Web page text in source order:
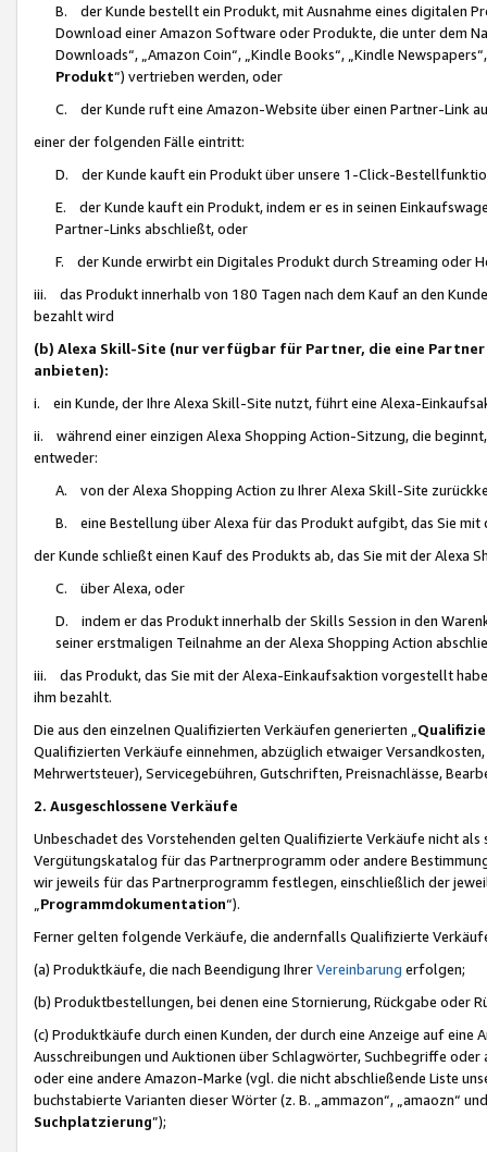
B. der Kunde bestellt ein Produkt, mit Ausnahme eines digitalen
Download einer Amazon Software oder Produkte, die unter dem
Downloads“, „Amazon Coin“, „Kindle Books“, „Kindle
Produkt“) vertrieben werden, oder
C. der Kunde ruft eine Amazon-Website über einen Partner-Link
einer der folgenden Fälle eintritt:
D. der Kunde kauft ein Produkt über unsere 1-Click-
E. der Kunde kauft ein Produkt, indem er es in seinen
Partner-Links abschließt, oder
F. der Kunde erwirbt ein Digitales Produkt durch Streaming oder
iii. das Produkt innerhalb von 180 Tagen nach dem Kauf an den
bezahlt wird
(b) Alexa Skill-Site (nur verfügbar für Partner, die eine
anbieten):
i. ein Kunde, der Ihre Alexa Skill-Site nutzt, führt eine Alexa-
ii. während einer einzigen Alexa Shopping Action-Sitzung, die
entweder:
A. von der Alexa Shopping Action zu Ihrer Alexa Skill-Site
B. eine Bestellung über Alexa für das Produkt aufgibt, das Sie mit
der Kunde schließt einen Kauf des Produkts ab, das Sie mit der Alexa
C. über Alexa, oder
D. indem er das Produkt innerhalb der Skills Session in den
seiner erstmaligen Teilnahme an der Alexa Shopping Action
iii. das Produkt, das Sie mit der Alexa-Einkaufsaktion vorgestellt
ihm bezahlt.
Die aus den einzelnen Qualifizierten Verkäufen generierten „
Qualifizierten Verkäufe einnehmen, abzüglich etwaiger
Mehrwertsteuer), Servicegebühren, Gutschriften, Preisnachlässe,
2. Ausgeschlossene Verkäufe
Unbeschadet des Vorstehenden gelten Qualifizierte Verkäufe nicht
Vergütungskatalog für das Partnerprogramm oder andere
wir jeweils für das Partnerprogramm festlegen, einschließlich der
Programmdokumentation“).
Ferner gelten folgende Verkäufe, die andernfalls Qualifizierte
(a) Produktkäufe, die nach Beendigung IhrerVereinbarung erfolgen;
(b) Produktbestellungen, bei denen eine Stornierung, Rückgabe oder
(c) Produktkäufe durch einen Kunden, der durch eine Anzeige auf
Ausschreibungen und Auktionen über Schlagwörter, Suchbegriffe
oder eine andere Amazon-Marke (vgl. die nicht abschließende Liste
buchstabierte Varianten dieser Wörter (z. B. „ammazon“, „amaozn“
Suchplatzierung”);